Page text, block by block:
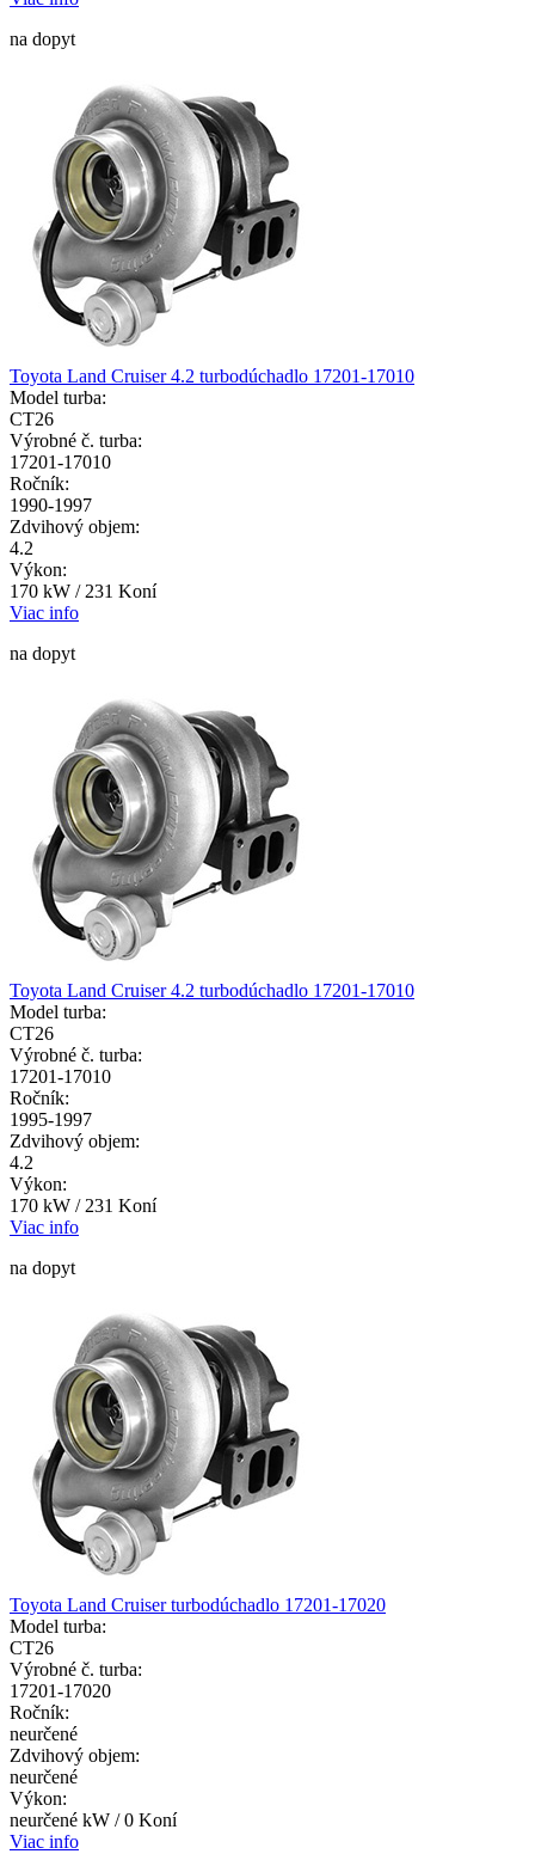
na dopyt
Toyota Land Cruiser 4.2 turbodúchadlo 17201-17010
Model turba:
CT26
Výrobné č. turba:
17201-17010
Ročník:
1990-1997
Zdvihový objem:
4.2
Výkon:
170 kW / 231 Koní
Viac info
na dopyt
Toyota Land Cruiser 4.2 turbodúchadlo 17201-17010
Model turba:
CT26
Výrobné č. turba:
17201-17010
Ročník:
1995-1997
Zdvihový objem:
4.2
Výkon:
170 kW / 231 Koní
Viac info
na dopyt
Toyota Land Cruiser turbodúchadlo 17201-17020
Model turba:
CT26
Výrobné č. turba:
17201-17020
Ročník:
neurčené
Zdvihový objem:
neurčené
Výkon:
neurčené kW / 0 Koní
Viac info